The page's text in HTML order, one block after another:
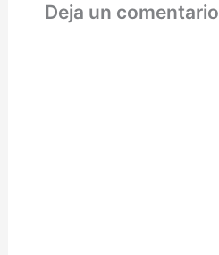
Deja un comentario